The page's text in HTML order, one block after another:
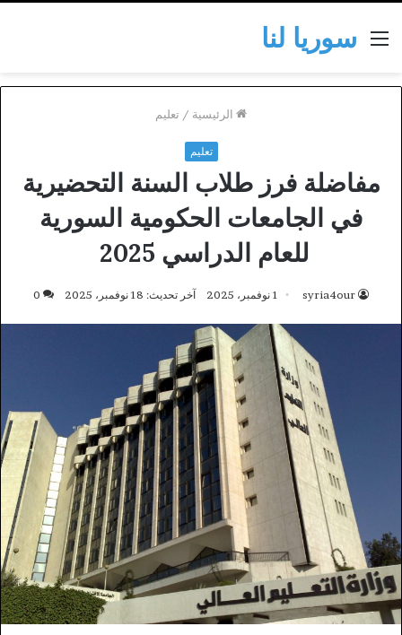
سوريا لناالقائمة
الرئيسية / تعليم
تعليم
مفاضلة فرز طلاب السنة التحضيرية
في الجامعات الحكومية السورية
للعام الدراسي 2025
syria4our 1 نوفمبر، 2025 آخر تحديث: 18 نوفمبر، 2025 0